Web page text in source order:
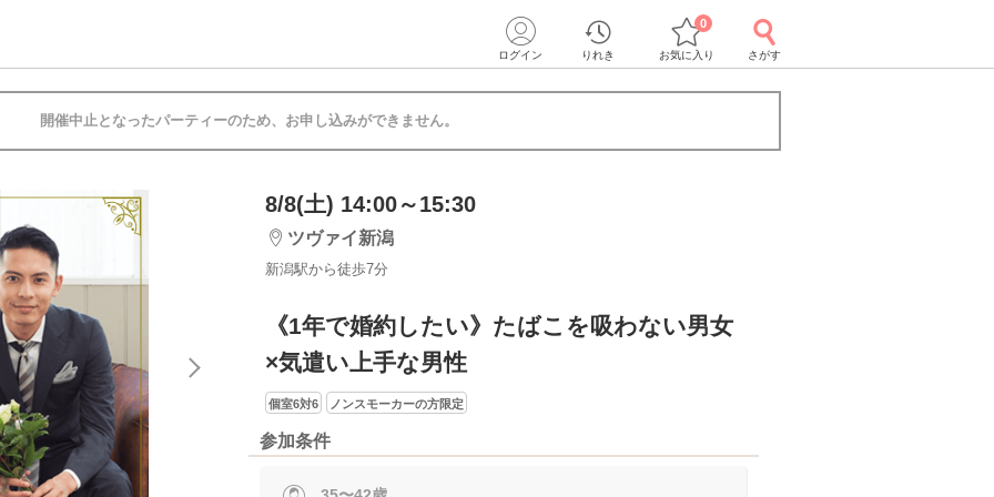
ログイン りれき お気に入り
0
さがす
開催中止となったパーティーのため、お申し込みができません。
8/8(土) 14:00～15:30
ツヴァイ新潟
新潟駅から徒歩7分
《1年で婚約したい》たばこを吸わない男女
×気遣い上手な男性
個室6対6 ノンスモーカーの方限定
参加条件